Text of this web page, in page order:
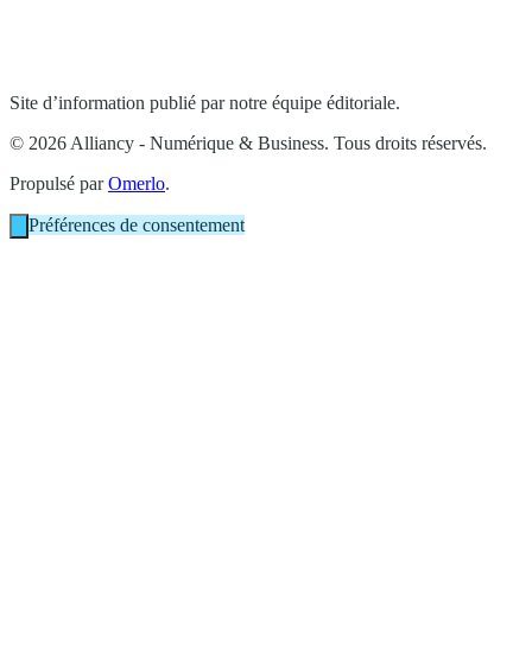
Site d’information publié par notre équipe éditoriale.
© 2026 Alliancy - Numérique & Business. Tous droits réservés.
Propulsé parOmerlo.
Préférences de consentement